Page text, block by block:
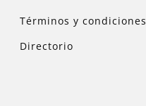
Términos y condiciones
Directorio